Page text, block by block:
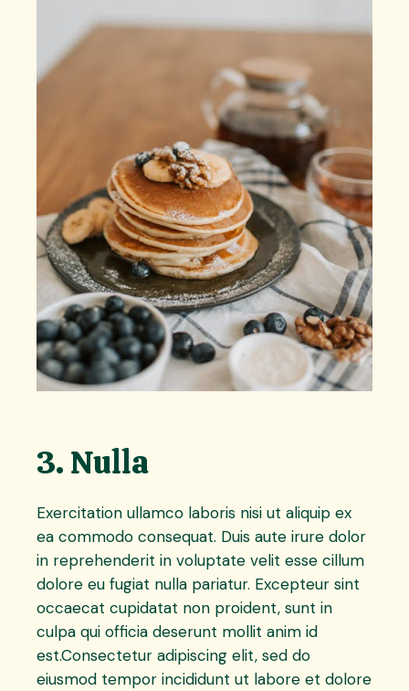
3. Nulla
Exercitation ullamco laboris nisi ut aliquip ex
ea commodo consequat. Duis aute irure dolor
in reprehenderit in voluptate velit esse cillum
dolore eu fugiat nulla pariatur. Excepteur sint
occaecat cupidatat non proident, sunt in
culpa qui officia deserunt mollit anim id
est.Consectetur adipiscing elit, sed do
eiusmod tempor incididunt ut labore et dolore